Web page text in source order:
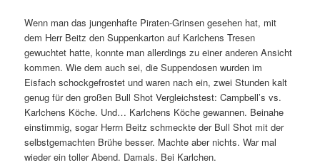
Wenn man das jungenhafte Piraten-Grinsen gesehen hat, mit
dem Herr Beitz den Suppenkarton auf Karlchens Tresen
gewuchtet hatte, konnte man allerdings zu einer anderen Ansicht
kommen. Wie dem auch sei, die Suppendosen wurden im
Eisfach schockgefrostet und waren nach ein, zwei Stunden kalt
genug für den großen Bull Shot Vergleichstest: Campbell’s vs.
Karlchens Köche. Und… Karlchens Köche gewannen. Beinahe
einstimmig, sogar Herrn Beitz schmeckte der Bull Shot mit der
selbstgemachten Brühe besser. Machte aber nichts. War mal
wieder ein toller Abend. Damals. Bei Karlchen.